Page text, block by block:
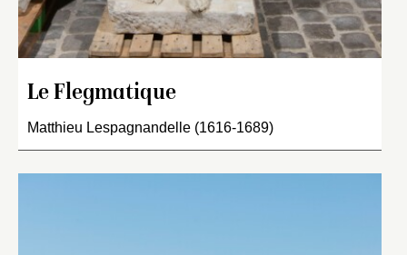
Le Flegmatique
Matthieu Lespagnandelle (1616-1689)